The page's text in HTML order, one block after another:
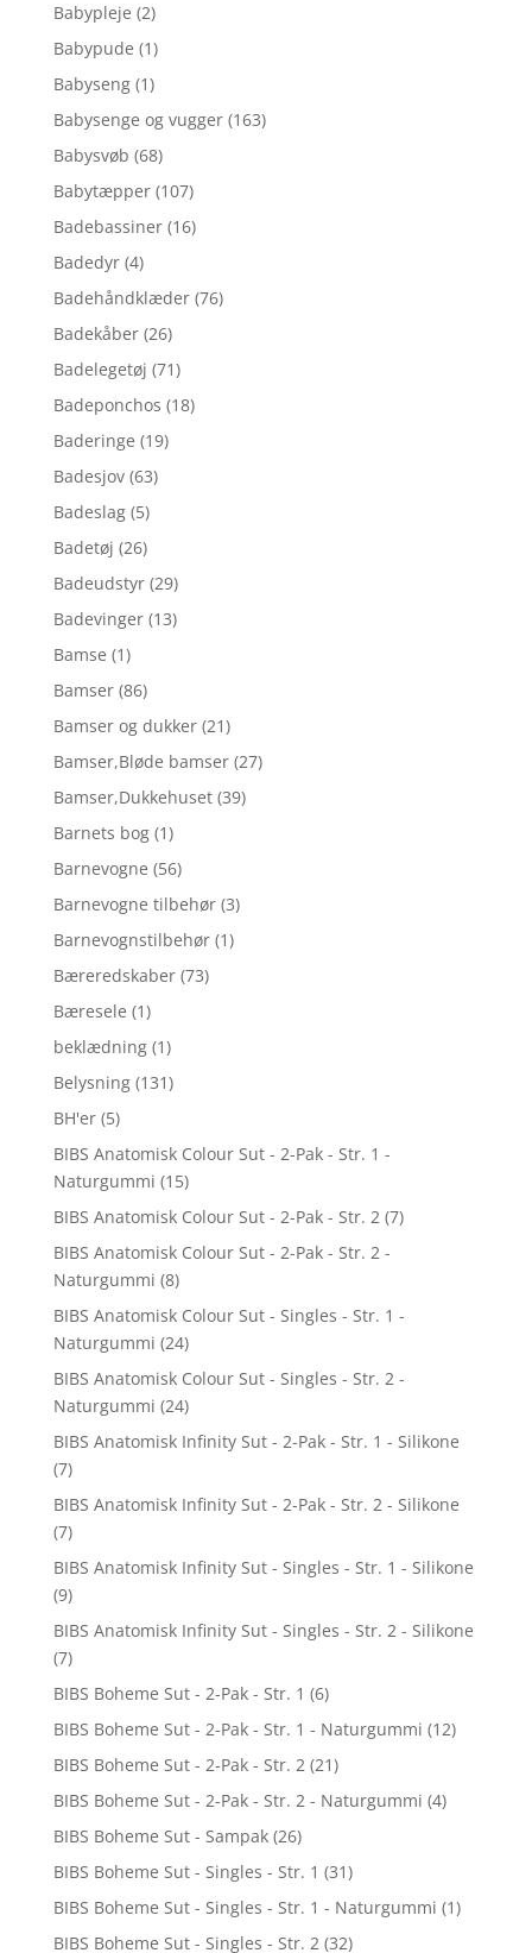
Babypleje (2)
Babypude (1)
Babyseng (1)
Babysenge og vugger (163)
Babysvøb (68)
Babytæpper (107)
Badebassiner (16)
Badedyr (4)
Badehåndklæder (76)
Badekåber (26)
Badelegetøj (71)
Badeponchos (18)
Baderinge (19)
Badesjov (63)
Badeslag (5)
Badetøj (26)
Badeudstyr (29)
Badevinger (13)
Bamse (1)
Bamser (86)
Bamser og dukker (21)
Bamser,Bløde bamser (27)
Bamser,Dukkehuset (39)
Barnets bog (1)
Barnevogne (56)
Barnevogne tilbehør (3)
Barnevognstilbehør (1)
Bæreredskaber (73)
Bæresele (1)
beklædning (1)
Belysning (131)
BH'er (5)
BIBS Anatomisk Colour Sut - 2-Pak - Str. 1 -
Naturgummi (15)
BIBS Anatomisk Colour Sut - 2-Pak - Str. 2 (7)
BIBS Anatomisk Colour Sut - 2-Pak - Str. 2 -
Naturgummi (8)
BIBS Anatomisk Colour Sut - Singles - Str. 1 -
Naturgummi (24)
BIBS Anatomisk Colour Sut - Singles - Str. 2 -
Naturgummi (24)
BIBS Anatomisk Infinity Sut - 2-Pak - Str. 1 - Silikone
(7)
BIBS Anatomisk Infinity Sut - 2-Pak - Str. 2 - Silikone
(7)
BIBS Anatomisk Infinity Sut - Singles - Str. 1 - Silikone
(9)
BIBS Anatomisk Infinity Sut - Singles - Str. 2 - Silikone
(7)
BIBS Boheme Sut - 2-Pak - Str. 1 (6)
BIBS Boheme Sut - 2-Pak - Str. 1 - Naturgummi (12)
BIBS Boheme Sut - 2-Pak - Str. 2 (21)
BIBS Boheme Sut - 2-Pak - Str. 2 - Naturgummi (4)
BIBS Boheme Sut - Sampak (26)
BIBS Boheme Sut - Singles - Str. 1 (31)
BIBS Boheme Sut - Singles - Str. 1 - Naturgummi (1)
BIBS Boheme Sut - Singles - Str. 2 (32)